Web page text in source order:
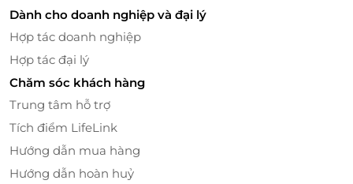
Dành cho doanh nghiệp và đại lý
Hợp tác doanh nghiệp
Hợp tác đại lý
Chăm sóc khách hàng
Trung tâm hỗ trợ
Tích điểm LifeLink
Hướng dẫn mua hàng
Hướng dẫn hoàn huỷ